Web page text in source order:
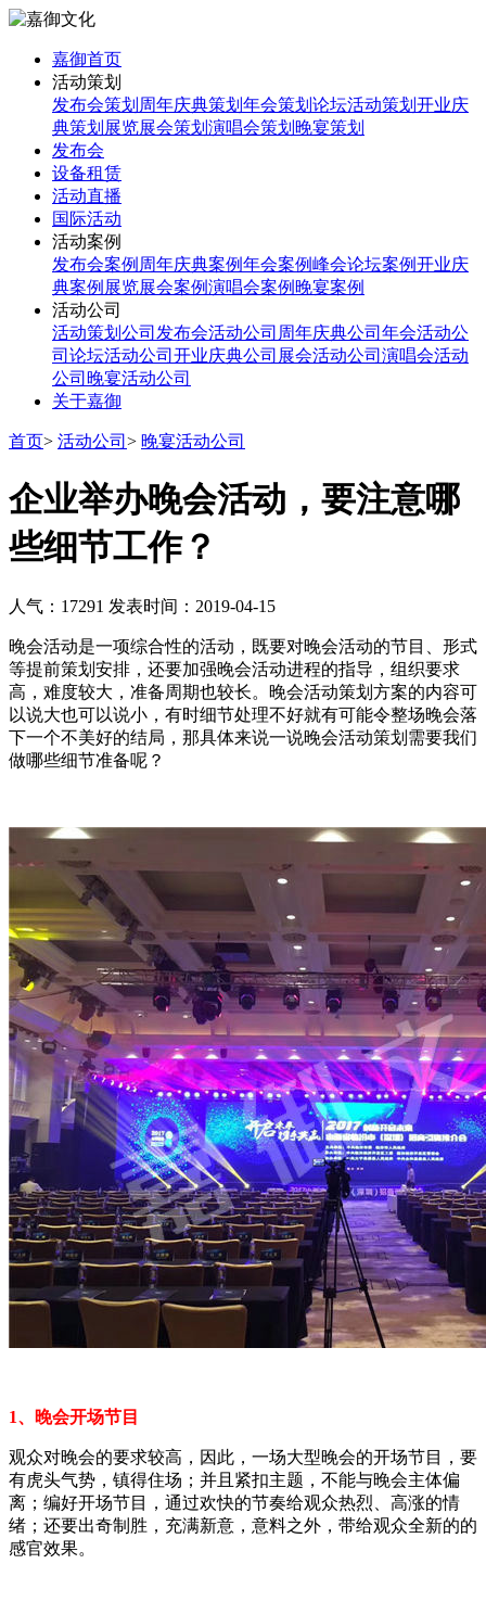
嘉御首页
活动策划
发布会策划 周年庆典策划 年会策划 论坛活动策划 开业庆
典策划 展览展会策划 演唱会策划 晚宴策划
发布会
设备租赁
活动直播
国际活动
活动案例
发布会案例 周年庆典案例年会案例峰会论坛案例开业庆
典案例 展览展会案例演唱会案例 晚宴案例
活动公司
活动策划公司 发布会活动公司 周年庆典公司 年会活动公
司 论坛活动公司 开业庆典公司 展会活动公司 演唱会活动
公司 晚宴活动公司
关于嘉御
首页> 活动公司 > 晚宴活动公司
企业举办晚会活动，要注意哪
些细节工作？
人气：17291 发表时间：2019-04-15
晚会活动是一项综合性的活动，既要对晚会活动的节目、形式
等提前策划安排，还要加强晚会活动进程的指导，组织要求
高，难度较大，准备周期也较长。晚会活动策划方案的内容可
以说大也可以说小，有时细节处理不好就有可能令整场晚会落
下一个不美好的结局，那具体来说一说晚会活动策划需要我们
做哪些细节准备呢？
1、晚会开场节目
观众对晚会的要求较高，因此，一场大型晚会的开场节目，要
有虎头气势，镇得住场；并且紧扣主题，不能与晚会主体偏
离；编好开场节目，通过欢快的节奏给观众热烈、高涨的情
绪；还要出奇制胜，充满新意，意料之外，带给观众全新的的
感官效果。